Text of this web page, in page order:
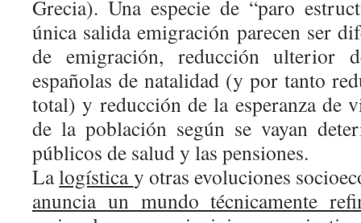
Grecia). Una especie de “paro
única salida emigración parecen ser
de emigración, reducción ulterior
españolas de natalidad (y por tanto
total) y reducción de la esperanza de
de la población según se vayan
públicos de salud y las pensiones.
Lalogísticay otras evoluciones
anuncia un mundo técnicamente